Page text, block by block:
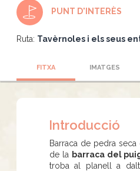
PUNT D'INTERÈS
Ruta: Tavèrnoles i els seus
FITXA IMATGES
Introducció
Barraca de pedra
de la barraca del
troba al planell a